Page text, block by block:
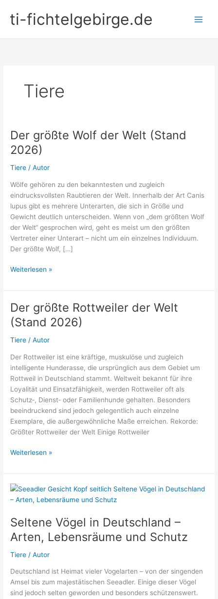
Inhalt
springenti-fichtelgebirge.de
Tiere
Der größte Wolf der Welt (Stand
2026)
Tiere /Autor
Wölfe gehören zu den bekanntesten und zugleich
eindrucksvollsten Raubtieren der Welt. Innerhalb der Art Canis
lupus gibt es mehrere Unterarten, die sich in Größe und
Gewicht deutlich unterscheiden. Wenn von „dem größten Wolf
der Welt“ gesprochen wird, geht es meist um den größten
Vertreter einer Unterart – nicht um ein einzelnes Individuum.
Der größte Wolf, […]
Der
Wolf
der
Welt
(Stand
Weiterlesen »
Der größte Rottweiler der Welt
(Stand 2026)
Tiere /Autor
Der Rottweiler ist eine kräftige, muskulöse und zugleich
intelligente Hunderasse, die ursprünglich aus dem Gebiet um
Rottweil in Deutschland stammt. Weltweit bekannt für ihre
Loyalität und Einsatzfähigkeit, werden Rottweiler oft als
Schutz‑, Dienst‑ oder Familienhunde gehalten. Besonders
beeindruckend sind jedoch gelegentlich auch einzelne
Exemplare, die außergewöhnliche Maße erreichen. Rekorde:
Größter Rottweiler der Welt Einige Rottweiler
Der
Rottweiler
der
2026)
Weiterlesen »
Seltene Vögel in Deutschland –
Arten, Lebensräume und Schutz
Tiere /Autor
Deutschland ist Heimat vieler Vogelarten – von der singenden
Amsel bis zum majestätischen Seeadler. Einige dieser Vögel
sind jedoch selten geworden und besonders schützenswert.